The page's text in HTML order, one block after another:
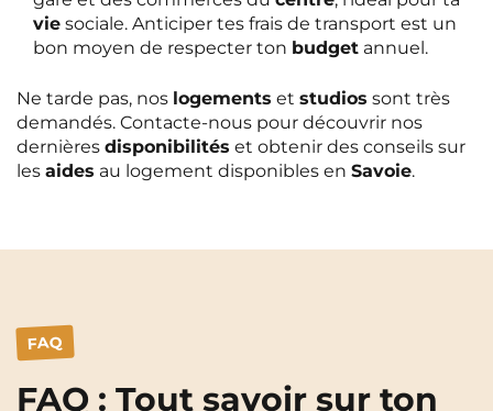
vie sociale. Anticiper tes frais de transport est un
bon moyen de respecter ton budget annuel.
Ne tarde pas, nos logements et studios sont très
demandés. Contacte-nous pour découvrir nos
dernières disponibilités et obtenir des conseils sur
les aides au logement disponibles en Savoie.
FAQ
FAQ : Tout savoir sur ton